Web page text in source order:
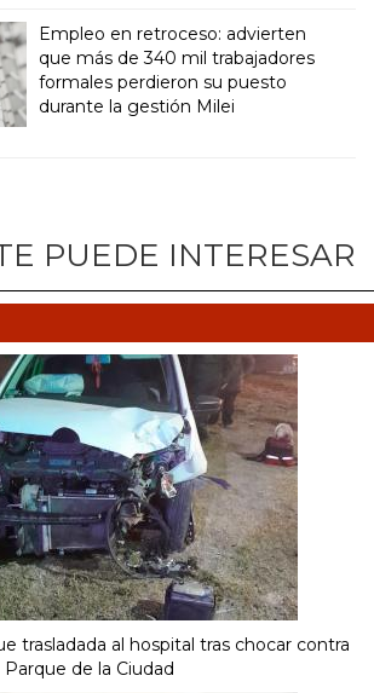
Empleo en retroceso: advierten
que más de 340 mil trabajadores
formales perdieron su puesto
durante la gestión Milei
PUEDE INTERESAR
trasladada al hospital tras chocar contra
de la Ciudad